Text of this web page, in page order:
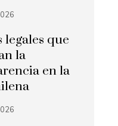
legales que
la
en la